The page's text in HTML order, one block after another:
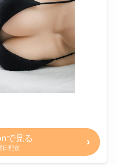
で見る
日配送